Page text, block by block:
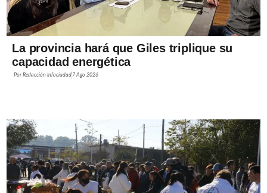
La provincia hará que Giles triplique su
capacidad energética
PorRedacción Infociudad 7 Ago 2026